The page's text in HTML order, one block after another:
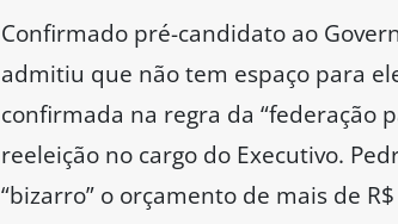
Confirmado pré-candidato ao
admitiu que não tem espaço para
confirmada na regra da “federação
reeleição no cargo do Executivo.
“bizarro” o orçamento de mais de